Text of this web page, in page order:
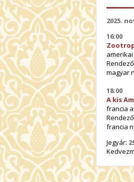
2025.
16:00
amerikai
magyar
18:00
A kis
francia
francia
Jegyár: